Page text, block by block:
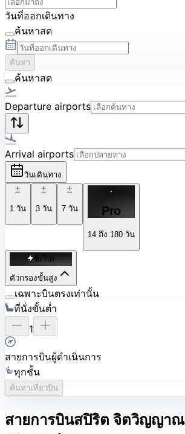
วันที่ออกเดินทาง
ค้นหาสด
ค้นหา
ค้นหาสด
Departure airports
Arrival airports
วันเดินทาง
1 วัน 3 วัน 7 วัน Pro
14 ถึง 180 วัน
รับ โปร
ตัวกรองขั้นสูง
เฉพาะบินตรงเท่านั้น
ที่นั่งขั้นต่ำ
1
สายการบินผู้ดำเนินการ
ทุกชั้น
ค้นหาเที่ยวบิน
สายการบินสปิริต จิตวิญญาณ